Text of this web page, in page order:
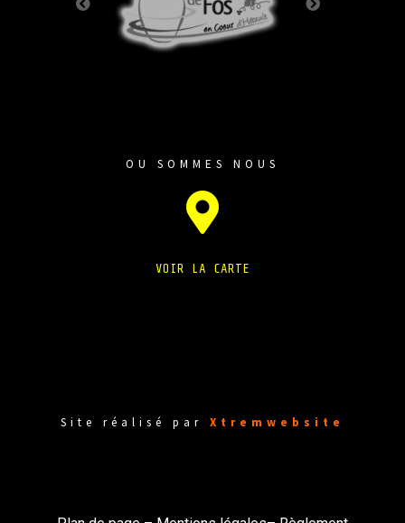
OU SOMMES NOUS
VOIR LA CARTE
Site réalisé par Xtremwebsite